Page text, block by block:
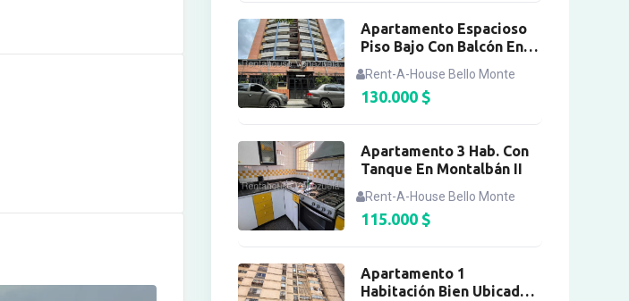
Apartamento Espacioso
Piso Bajo Con Balcón En
Rent-A-House Bello Monte
130.000 $
Apartamento 3 Hab. Con
Tanque En Montalbán II
Rent-A-House Bello Monte
115.000 $
Apartamento 1
Habitación Bien Ubicado